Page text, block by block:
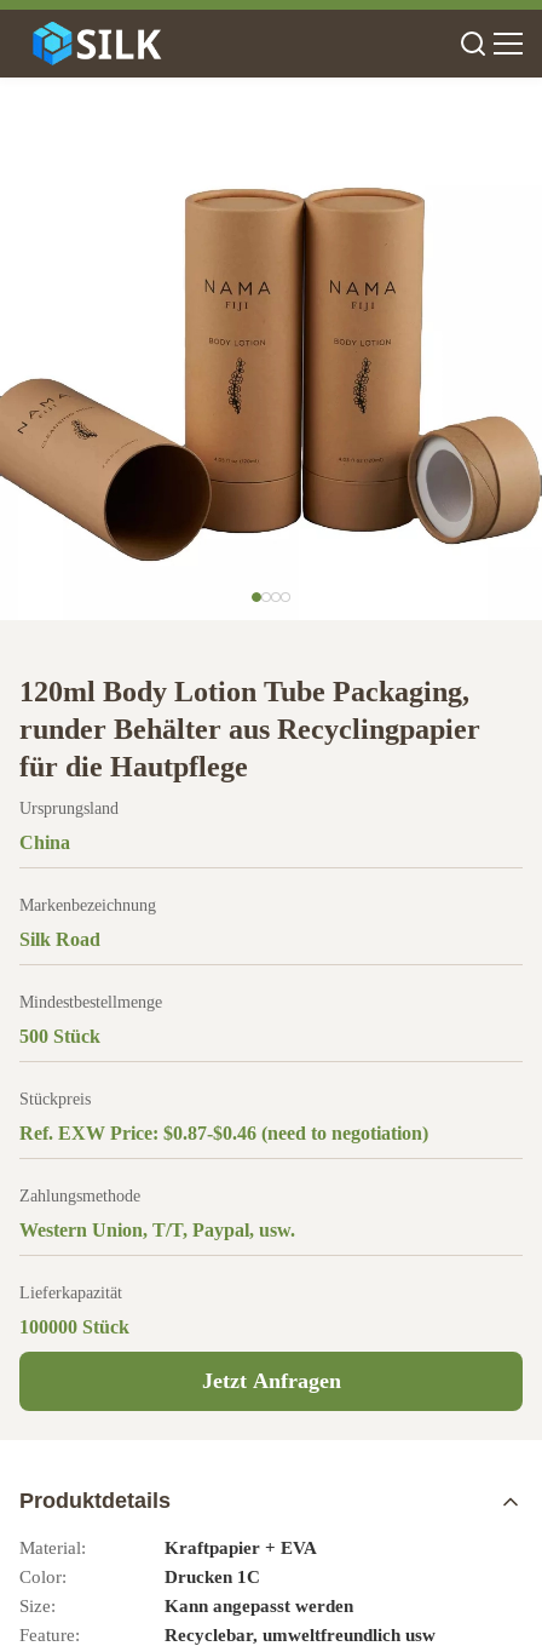
120ml Body Lotion Tube Packaging,
runder Behälter aus Recyclingpapier
für die Hautpflege
Ursprungsland
China
Markenbezeichnung
Silk Road
Mindestbestellmenge
500 Stück
Stückpreis
Ref. EXW Price: $0.87-$0.46 (need to negotiation)
Zahlungsmethode
Western Union, T/T, Paypal, usw.
Lieferkapazität
100000 Stück
Jetzt Anfragen
Produktdetails
Material:
Kraftpapier + EVA
Color:
Drucken 1C
Size:
Kann angepasst werden
Feature:
Recyclebar, umweltfreundlich usw